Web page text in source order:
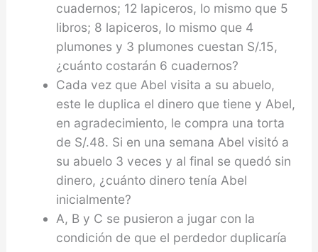
cuadernos; 12 lapiceros, lo mismo que 5
libros; 8 lapiceros, lo mismo que 4
plumones y 3 plumones cuestan S/.15,
¿cuánto costarán 6 cuadernos?
Cada vez que Abel visita a su abuelo,
este le dupli­ca el dinero que tiene y Abel,
en agradecimiento, le compra una torta
de S/.48. Si en una semana Abel visitó a
su abuelo 3 veces y al final se quedó sin
dine­ro, ¿cuánto dinero tenía Abel
inicialmente?
A, B y C se pusieron a jugar con la
condición de que el perdedor duplicaría